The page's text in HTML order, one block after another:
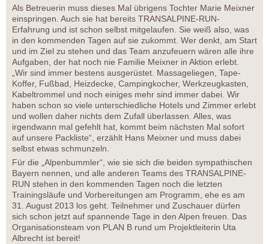
Als Betreuerin muss dieses Mal übrigens Tochter Marie Meixner
einspringen. Auch sie hat bereits TRANSALPINE-RUN-
Erfahrung und ist schon selbst mitgelaufen. Sie weiß also, was
in den kommenden Tagen auf sie zukommt. Wer denkt, am Start
und im Ziel zu stehen und das Team anzufeuern wären alle ihre
Aufgaben, der hat noch nie Familie Meixner in Aktion erlebt.
„Wir sind immer bestens ausgerüstet. Massageliegen, Tape-
Koffer, Fußbad, Heizdecke, Campingkocher, Werkzeugkasten,
Kabeltrommel und noch einiges mehr sind immer dabei. Wir
haben schon so viele unterschiedliche Hotels und Zimmer erlebt
und wollen daher nichts dem Zufall überlassen. Alles, was
irgendwann mal gefehlt hat, kommt beim nächsten Mal sofort
auf unsere Packliste“, erzählt Hans Meixner und muss dabei
selbst etwas schmunzeln.
Für die „Alpenbummler“, wie sie sich die beiden sympathischen
Bayern nennen, und alle anderen Teams des TRANSALPINE-
RUN stehen in den kommenden Tagen noch die letzten
Trainingsläufe und Vorbereitungen am Programm, ehe es am
31. August 2013 los geht. Teilnehmer und Zuschauer dürfen
sich schon jetzt auf spannende Tage in den Alpen freuen. Das
Organisationsteam von PLAN B rund um Projektleiterin Uta
Albrecht ist bereit!